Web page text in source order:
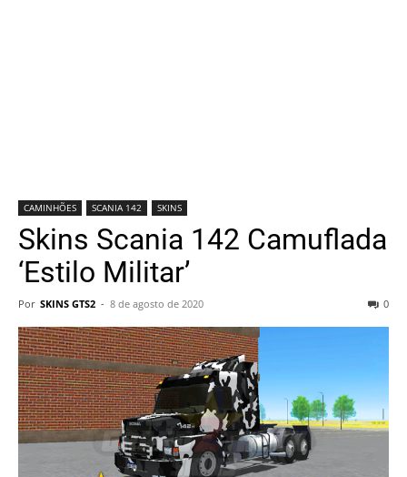
CAMINHÕES SCANIA 142 SKINS
Skins Scania 142 Camuflada
‘Estilo Militar’
Por SKINS GTS2 - 8 de agosto de 2020 0